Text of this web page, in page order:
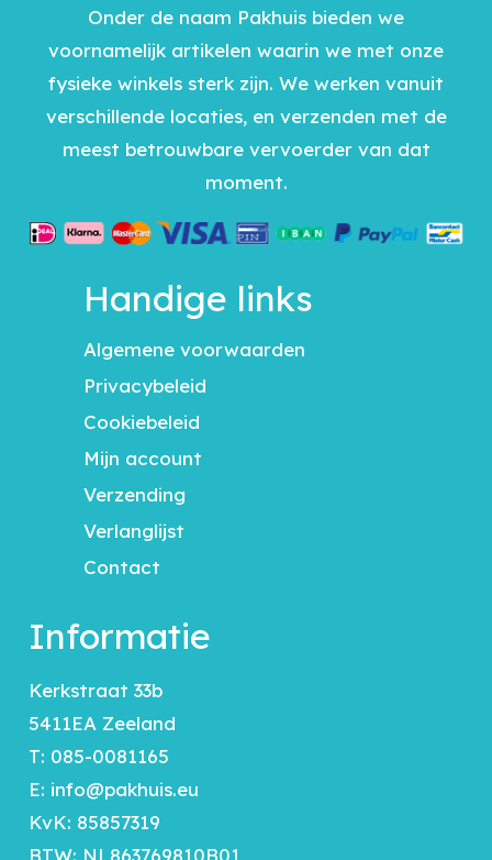
Onder de naam Pakhuis bieden we
voornamelijk artikelen waarin we met onze
fysieke winkels sterk zijn. We werken vanuit
verschillende locaties, en verzenden met de
meest betrouwbare vervoerder van dat
moment.
Handige links
Algemene voorwaarden
Privacybeleid
Cookiebeleid
Mijn account
Verzending
Verlanglijst
Contact
Informatie
Kerkstraat 33b
5411EA Zeeland
T: 085-0081165
E: info@pakhuis.eu
KvK: 85857319
BTW: NL863769810B01